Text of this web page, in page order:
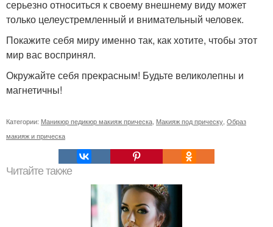
серьезно относиться к своему внешнему виду может
только целеустремленный и внимательный человек.
Покажите себя миру именно так, как хотите, чтобы этот
мир вас воспринял.
Окружайте себя прекрасным! Будьте великолепны и
магнетичны!
Категории: Маникюр педикюр макияж прическа Макияж под прическу Образ
макияж и прическа
Читайте также